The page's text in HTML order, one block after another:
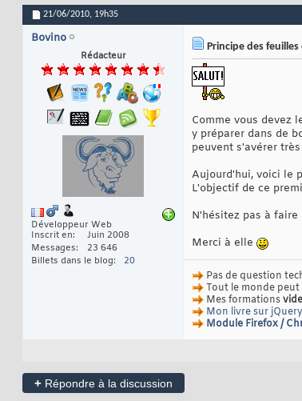
21/06/2010, 19h35
Bovino
Rédacteur
Développeur Web
Inscrit en
Juin 2008
Messages
23 646
Billets dans le blog
20
Principe des feuilles
Comme vous devez
y préparer dans de
peuvent s'avérer
Aujourd'hui, voici le
L'objectif de ce
N'hésitez pas à faire
Merci à elle
Pas de question
Tout le monde peut
Mes formations
Mon livre sur jQuery
Module Firefox /
+ Répondre à la discussion